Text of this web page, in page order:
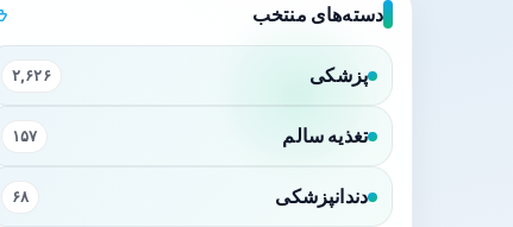
دسته‌های منتخب
پزشکی ۲,۶۲۶
تغذیه سالم ۱۵۷
دندانپزشکی ۶۸